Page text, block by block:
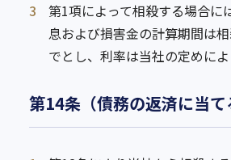
3
第1項によって相殺する場合に
息および損害金の計算期間は
でとし、利率は当社の定めによ
第14条（債務の返済に当て